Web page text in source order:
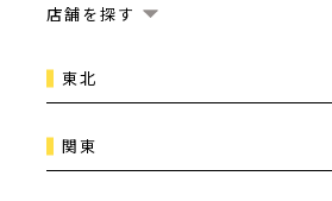
店舗を探す
東北
関東